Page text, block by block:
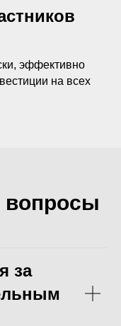
эффективно
на всех
вопросы
за